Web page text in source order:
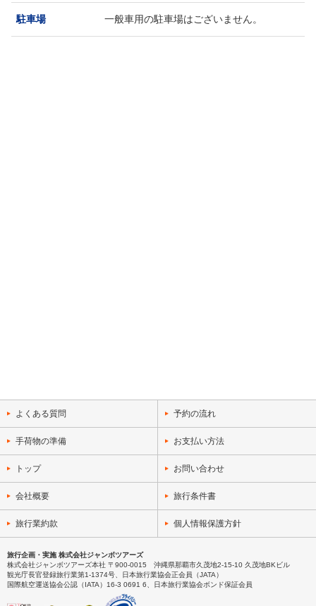
駐車場 一般車用の駐車場はございません。
よくある質問 予約の流れ
手荷物の準備 お支払い方法
トップ お問い合わせ
会社概要 旅行条件書
旅行業約款 個人情報保護方針
旅行企画・実施 株式会社ジャンボツアーズ
株式会社ジャンボツアーズ本社 〒900-0015 沖縄県那覇市久茂地2-15-10 久茂地BKビル
観光庁長官登録旅行業第1-1374号、日本旅行業協会正会員（JATA）
国際航空運送協会公認（IATA）16-3 0691 6、日本旅行業協会ボンド保証会員